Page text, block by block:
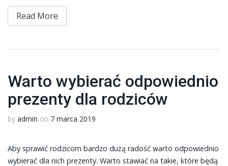
Read More
Warto wybierać odpowiednio
prezenty dla rodziców
by admin on 7 marca 2019
Aby sprawić rodzicom bardzo dużą radość warto odpowiednio
wybierać dla nich prezenty. Warto stawiać na takie, które będą